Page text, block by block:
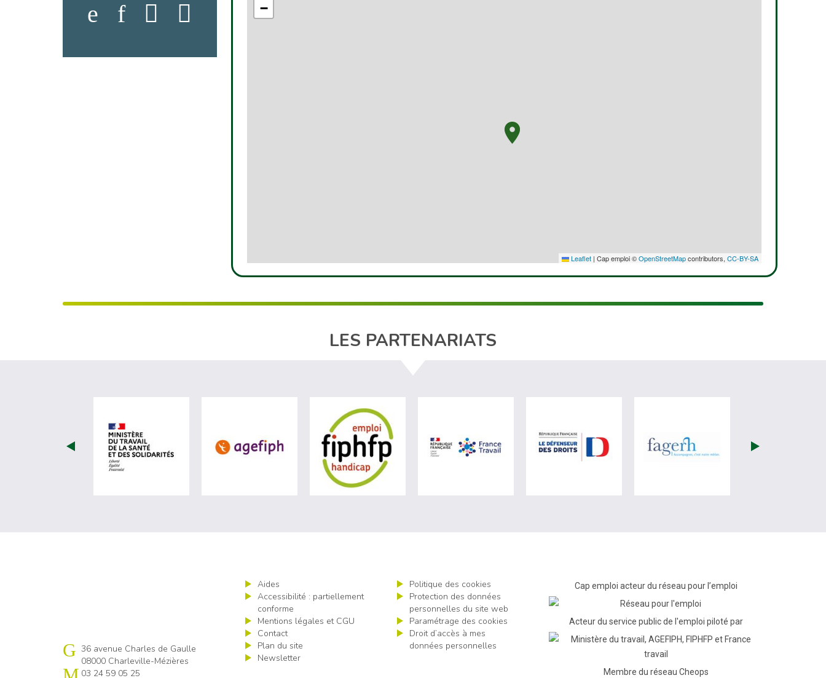
−
Leaflet | Cap emploi ©OpenStreetMapcontributors, CC-BY-SA
LES PARTENARIATS
visiter les site de Ministère du travail (nouvelle fenêtre)
visiter les site de Agefiph (nouvelle fenêtre)visiter les site de Fiphfp (nouvelle fenêtre)visiter les site de France Travail (nouvelle fenêtre)visiter les site de Défenseur des droits (nouvelle
visiter les site de Fagerh
Cap emploi 08
36 avenue Charles de Gaulle
08000 Charleville-Mézières
03 24 59 05 25
Aides
Accessibilité : partiellement
conforme
Mentions légales et CGU
Contact
Plan du site
Newsletter
Politique des cookies
Protection des données
personnelles du site web
Paramétrage des cookies
Droit d’accès à mes
données personnelles
Cap emploi acteur du réseau pour l’emploi
Acteur du service public de l'emploi piloté par
Membre du réseau Cheops